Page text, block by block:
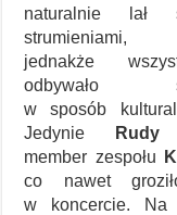
naturalnie lał
strumieniami,
jednakże
odbywało
w sposób
Jedynie
Rudy
member zespołu
co nawet
w koncercie. Na